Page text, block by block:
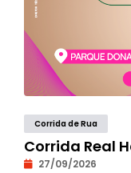
Corrida de Rua
Corrida Real
27/09/2026